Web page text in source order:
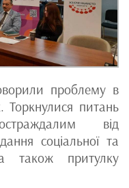
проблему в
Торкнулися питань
від
соціальної та
також притулку